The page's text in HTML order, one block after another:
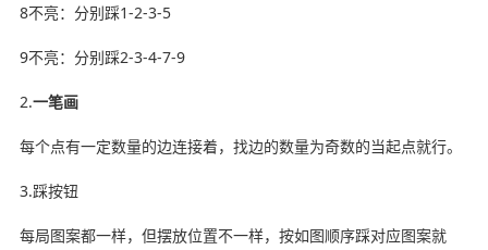
8不亮：分别踩1-2-3-5
9不亮：分别踩2-3-4-7-9
2.一笔画
每个点有一定数量的边连接着，找边的数量为奇数的当起点就行。
3.踩按钮
每局图案都一样，但摆放位置不一样，按如图顺序踩对应图案就